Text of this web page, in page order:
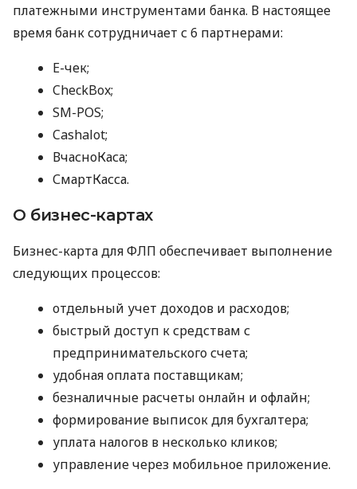
платежными инструментами банка. В настоящее
время банк сотрудничает с 6 партнерами:
E-чек;
CheckBox;
SM-POS;
Cashalot;
ВчасноКаса;
СмартКасса.
О бизнес-картах
Бизнес-карта для ФЛП обеспечивает выполнение
следующих процессов:
отдельный учет доходов и расходов;
быстрый доступ к средствам с
предпринимательского счета;
удобная оплата поставщикам;
безналичные расчеты онлайн и офлайн;
формирование выписок для бухгалтера;
уплата налогов в несколько кликов;
управление через мобильное приложение.